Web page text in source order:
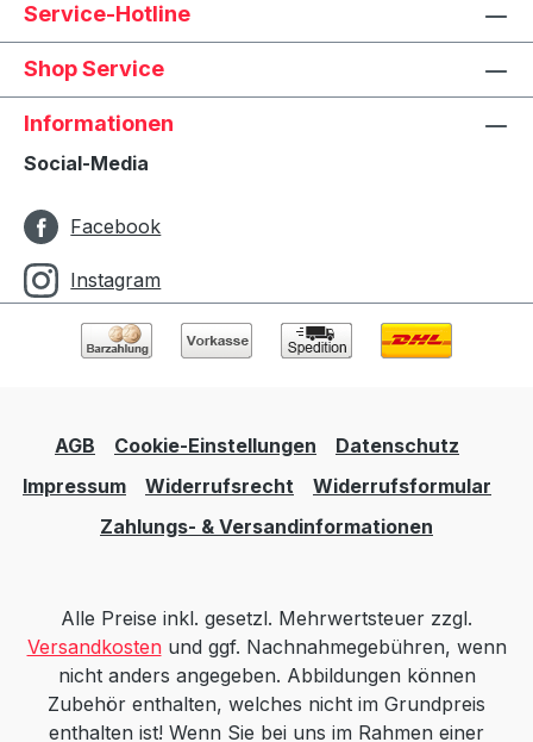
Service-Hotline
Shop Service
Informationen
Social-Media
Facebook
Instagram
AGB Cookie-Einstellungen
Datenschutz
Impressum
Widerrufsrecht
Widerrufsformular
Zahlungs- & Versandinformationen
Alle Preise inkl. gesetzl. Mehrwertsteuer zzgl.
Versandkostenund ggf. Nachnahmegebühren, wenn
nicht anders angegeben. Abbildungen können
Zubehör enthalten, welches nicht im Grundpreis
enthalten ist! Wenn Sie bei uns im Rahmen einer